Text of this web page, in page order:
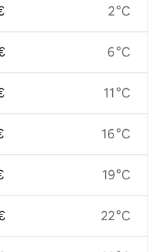
2 °C
6 °C
11 °C
16 °C
19 °C
22 °C